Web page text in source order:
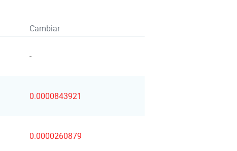
Cambiar
-
0.0000843921
0.0000260879